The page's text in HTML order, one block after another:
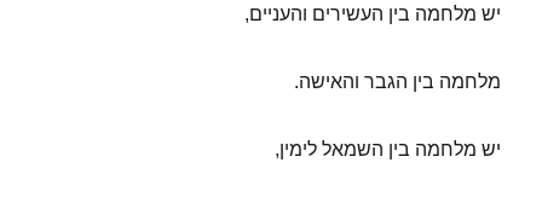
יש מלחמה בין העשירים והעניים,
מלחמה בין הגבר והאישה.
יש מלחמה בין השמאל לימין,